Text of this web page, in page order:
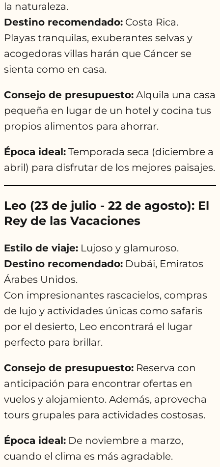
la naturaleza.
Destino recomendado: Costa Rica.
Playas tranquilas, exuberantes selvas y
acogedoras villas harán que Cáncer se
sienta como en casa.
Consejo de presupuesto: Alquila una casa
pequeña en lugar de un hotel y cocina tus
propios alimentos para ahorrar.
Época ideal: Temporada seca (diciembre a
abril) para disfrutar de los mejores paisajes.
Leo (23 de julio - 22 de agosto): El
Rey de las Vacaciones
Estilo de viaje: Lujoso y glamuroso.
Destino recomendado: Dubái, Emiratos
Árabes Unidos.
Con impresionantes rascacielos, compras
de lujo y actividades únicas como safaris
por el desierto, Leo encontrará el lugar
perfecto para brillar.
Consejo de presupuesto: Reserva con
anticipación para encontrar ofertas en
vuelos y alojamiento. Además, aprovecha
tours grupales para actividades costosas.
Época ideal: De noviembre a marzo,
cuando el clima es más agradable.